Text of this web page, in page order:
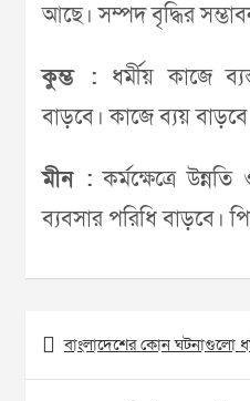
আছে। সম্পদ বৃদ্ধির
কুম্ভ : ধর্মীয় কাজে
বাড়বে। কাজে ব্যয়
মীন : কর্মক্ষেত্রে
ব্যবসার পরিধি বাড়বে।
Post
navigation
বাংলাদেশের কোন ঘটনাগুলো